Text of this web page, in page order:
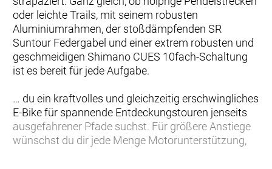
oder leichte Trails, mit seinem robusten
Aluminiumrahmen, der stoßdämpfenden SR
Suntour Federgabel und einer extrem robusten und
geschmeidigen Shimano CUES 10fach-Schaltung
ist es bereit für jede Aufgabe.
… du ein kraftvolles und gleichzeitig erschwingliches
E-Bike für spannende Entdeckungstouren jenseits
ausgefahrener Pfade suchst. Für größere Anstiege
wünschst du dir jede Menge Motorunterstützung,